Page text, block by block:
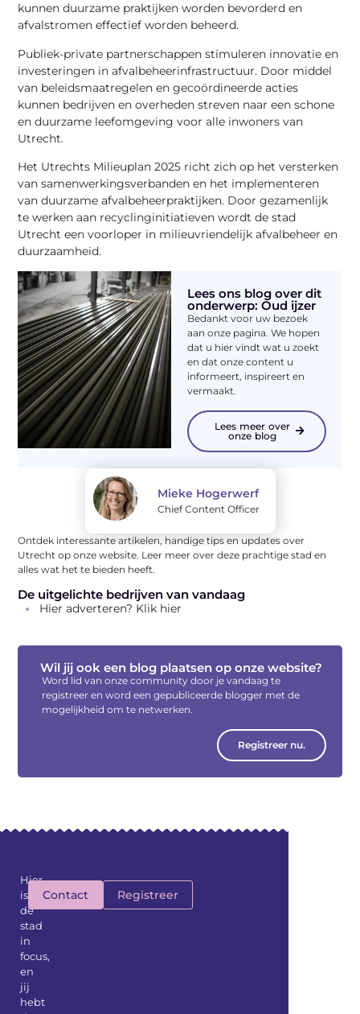
kunnen duurzame praktijken worden bevorderd en
afvalstromen effectief worden beheerd.
Publiek-private partnerschappen stimuleren innovatie en
investeringen in afvalbeheerinfrastructuur. Door middel
van beleidsmaatregelen en gecoördineerde acties
kunnen bedrijven en overheden streven naar een schone
en duurzame leefomgeving voor alle inwoners van
Utrecht.
Het Utrechts Milieuplan 2025 richt zich op het versterken
van samenwerkingsverbanden en het implementeren
van duurzame afvalbeheerpraktijken. Door gezamenlijk
te werken aan recyclinginitiatieven wordt de stad
Utrecht een voorloper in milieuvriendelijk afvalbeheer en
duurzaamheid.
Lees ons blog over dit
onderwerp: Oud ijzer
Bedankt voor uw bezoek
aan onze pagina. We hopen
dat u hier vindt wat u zoekt
en dat onze content u
informeert, inspireert en
vermaakt.
Lees meer over
onze blog
Mieke Hogerwerf
Chief Content Officer
Ontdek interessante artikelen, handige tips en updates over
Utrecht op onze website. Leer meer over deze prachtige stad en
alles wat het te bieden heeft.
De uitgelichte bedrijven van vandaag
Hier adverteren? Klik hier
Wil jij ook een blog plaatsen op onze website?
Word lid van onze community door je vandaag te
registreer en word een gepubliceerde blogger met de
mogelijkheid om te netwerken.
Registreer nu.
Hier
is
de
stad
in
focus,
en
jij
hebt
Contact Registreer